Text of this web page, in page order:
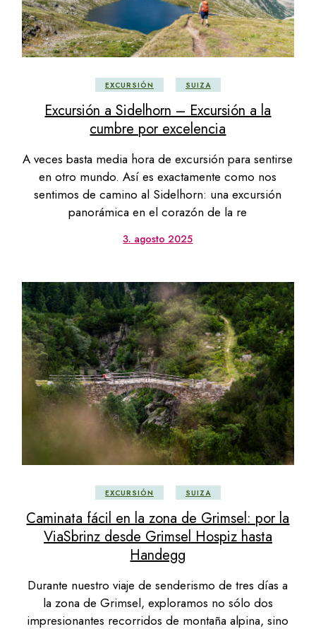
EXCURSIÓN SUIZA
Excursión a Sidelhorn – Excursión a la
cumbre por excelencia
A veces basta media hora de excursión para sentirse
en otro mundo. Así es exactamente como nos
sentimos de camino al Sidelhorn: una excursión
panorámica en el corazón de la re
3. agosto 2025
EXCURSIÓN SUIZA
Caminata fácil en la zona de Grimsel: por la
ViaSbrinz desde Grimsel Hospiz hasta
Handegg
Durante nuestro viaje de senderismo de tres días a
la zona de Grimsel, exploramos no sólo dos
impresionantes recorridos de montaña alpina, sino